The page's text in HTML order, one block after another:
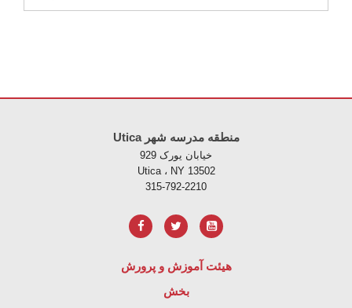
Utica منطقه مدرسه شهر
خیابان یورک 929
Utica ، NY 13502
315-792-2210
هیئت آموزش و پرورش
بخش